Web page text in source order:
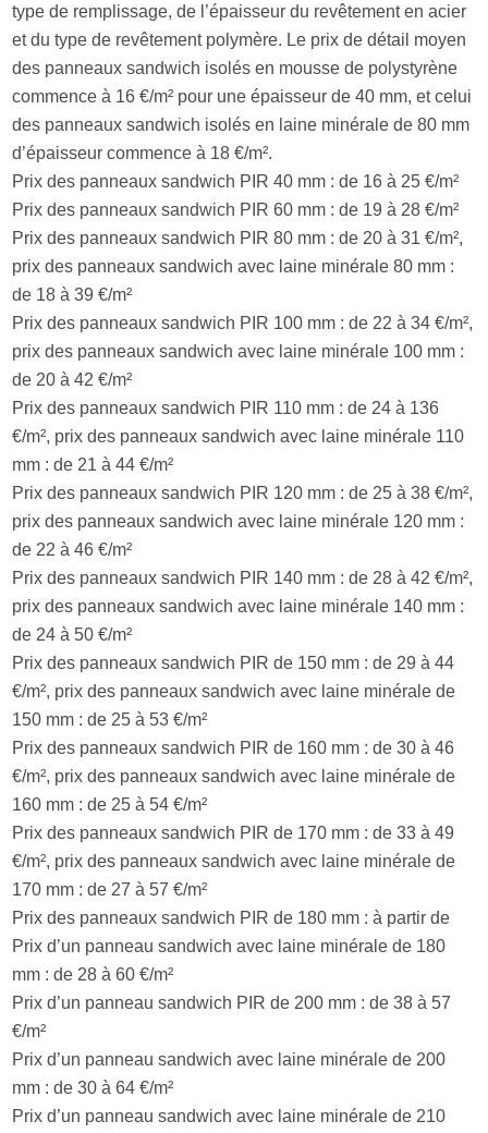
type de remplissage, de l’épaisseur du revêtement en acier
et du type de revêtement polymère. Le prix de détail moyen
des panneaux sandwich isolés en mousse de polystyrène
commence à 16 €/m² pour une épaisseur de 40 mm, et celui
des panneaux sandwich isolés en laine minérale de 80 mm
d’épaisseur commence à 18 €/m².
Prix ​​des panneaux sandwich PIR 40 mm : de 16 à 25 €/m²
Prix des panneaux sandwich PIR 60 mm : de 19 à 28 €/m²
Prix des panneaux sandwich PIR 80 mm : de 20 à 31 €/m²,
prix des panneaux sandwich avec laine minérale 80 mm :
de 18 à 39 €/m²
Prix des panneaux sandwich PIR 100 mm : de 22 à 34 €/m²,
prix des panneaux sandwich avec laine minérale 100 mm :
de 20 à 42 €/m²
Prix des panneaux sandwich PIR 110 mm : de 24 à 136
€/m², prix des panneaux sandwich avec laine minérale 110
mm : de 21 à 44 €/m²
Prix ​​des panneaux sandwich PIR 120 mm : de 25 à 38 €/m²,
prix des panneaux sandwich avec laine minérale 120 mm :
de 22 à 46 €/m²
Prix des panneaux sandwich PIR 140 mm : de 28 à 42 €/m²,
prix des panneaux sandwich avec laine minérale 140 mm :
de 24 à 50 €/m²
Prix des panneaux sandwich PIR de 150 mm : de 29 à 44
€/m², prix des panneaux sandwich avec laine minérale de
150 mm : de 25 à 53 €/m²
Prix des panneaux sandwich PIR de 160 mm : de 30 à 46
€/m², prix des panneaux sandwich avec laine minérale de
160 mm : de 25 à 54 €/m²
Prix des panneaux sandwich PIR de 170 mm : de 33 à 49
€/m², prix des panneaux sandwich avec laine minérale de
170 mm : de 27 à 57 €/m²
Prix des panneaux sandwich PIR de 180 mm : à partir de
Prix ​​d’un panneau sandwich avec laine minérale de 180
mm : de 28 à 60 €/m²
Prix d’un panneau sandwich PIR de 200 mm : de 38 à 57
€/m²
Prix d’un panneau sandwich avec laine minérale de 200
mm : de 30 à 64 €/m²
Prix d’un panneau sandwich avec laine minérale de 210